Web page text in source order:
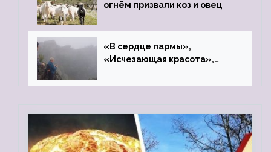
огнём призвали коз и овец
«В сердце пармы»,
«Исчезающая красота»,